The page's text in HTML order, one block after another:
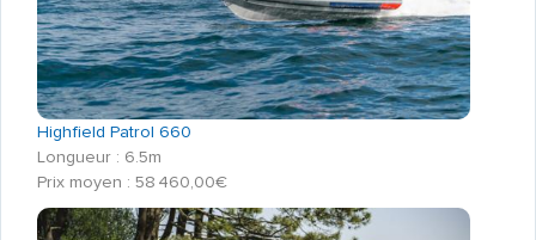
Highfield Patrol 660
Longueur : 6.5m
Prix moyen : 58 460,00€